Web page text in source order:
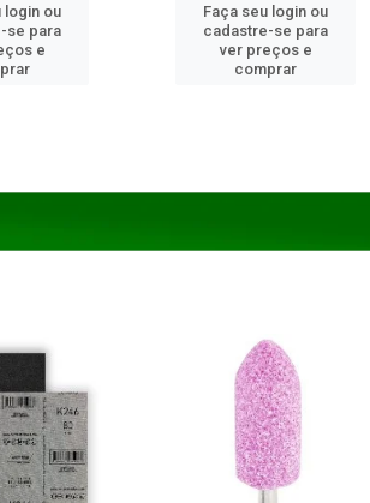
login ou
se para
e
Faça seu login ou
cadastre-se para
ver preços e
comprar